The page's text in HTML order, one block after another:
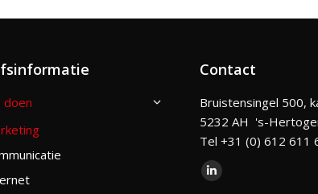
doen
Contact
Bruistensingel 500,
5232 AH 's-
Tel +31 (0) 612 611
Vind ons op:
Linkedin